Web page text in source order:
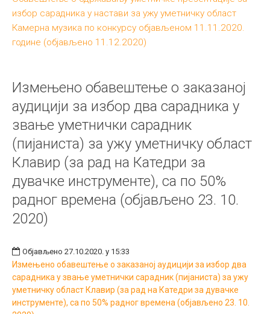
избор сарадника у настави за ужу уметничку област
Камерна музика по конкурсу објављеном 11.11.2020.
године (објављено 11.12.2020)
Измењено обавештење о заказаној
аудицији за избор два сарадника у
звање уметнички сарадник
(пијаниста) за ужу уметничку област
Клавир (за рад на Катедри за
дувачке инструменте), са по 50%
радног времена (објављено 23. 10.
2020)
Објављено 27.10.2020. у 15:33
Измењено обавештење о заказаној аудицији за избор два
сарадника у звање уметнички сарадник (пијаниста) за ужу
уметничку област Клавир (за рад на Катедри за дувачке
инструменте), са по 50% радног времена (објављено 23. 10.